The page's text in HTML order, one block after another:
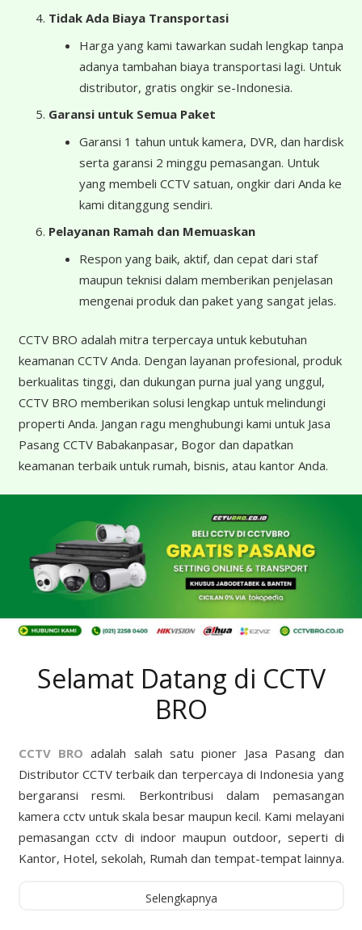
Tidak Ada Biaya Transportasi
Harga yang kami tawarkan sudah lengkap tanpa
adanya tambahan biaya transportasi lagi. Untuk
distributor, gratis ongkir se-Indonesia.
Garansi untuk Semua Paket
Garansi 1 tahun untuk kamera, DVR, dan hardisk
serta garansi 2 minggu pemasangan. Untuk
yang membeli CCTV satuan, ongkir dari Anda ke
kami ditanggung sendiri.
Pelayanan Ramah dan Memuaskan
Respon yang baik, aktif, dan cepat dari staf
maupun teknisi dalam memberikan penjelasan
mengenai produk dan paket yang sangat jelas.
CCTV BRO adalah mitra terpercaya untuk kebutuhan
keamanan CCTV Anda. Dengan layanan profesional, produk
berkualitas tinggi, dan dukungan purna jual yang unggul,
CCTV BRO memberikan solusi lengkap untuk melindungi
properti Anda. Jangan ragu menghubungi kami untuk Jasa
Pasang CCTV Babakanpasar, Bogor dan dapatkan
keamanan terbaik untuk rumah, bisnis, atau kantor Anda.
Selamat Datang di CCTV
BRO
CCTV BRO adalah salah satu pioner Jasa Pasang dan
Distributor CCTV terbaik dan terpercaya di Indonesia yang
bergaransi resmi. Berkontribusi dalam pemasangan
kamera cctv untuk skala besar maupun kecil. Kami melayani
pemasangan cctv di indoor maupun outdoor, seperti di
Kantor, Hotel, sekolah, Rumah dan tempat-tempat lainnya.
Selengkapnya